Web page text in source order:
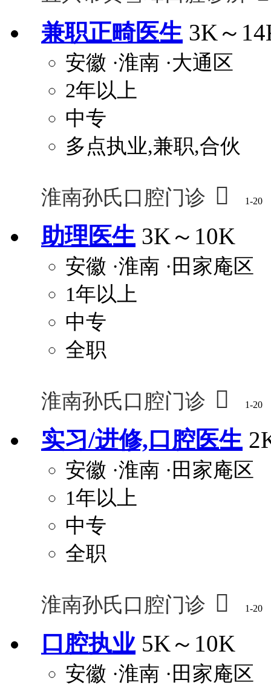
兼职正畸医生 3K～
安徽 ·淮南 ·大通区
2年以上
中专
多点执业,兼职,合伙
淮南孙氏口腔门诊  1-20
助理医生 3K～10K
安徽 ·淮南 ·田家庵区
1年以上
中专
全职
淮南孙氏口腔门诊  1-20
实习/进修,口腔医生
安徽 ·淮南 ·田家庵区
1年以上
中专
全职
淮南孙氏口腔门诊  1-20
口腔执业 5K～10K
安徽 ·淮南 ·田家庵区